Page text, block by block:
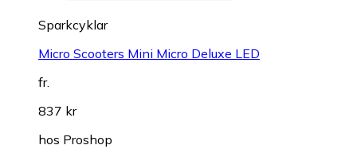
Sparkcyklar
Micro Scooters Mini Micro Deluxe LED
fr.
837 kr
hos Proshop